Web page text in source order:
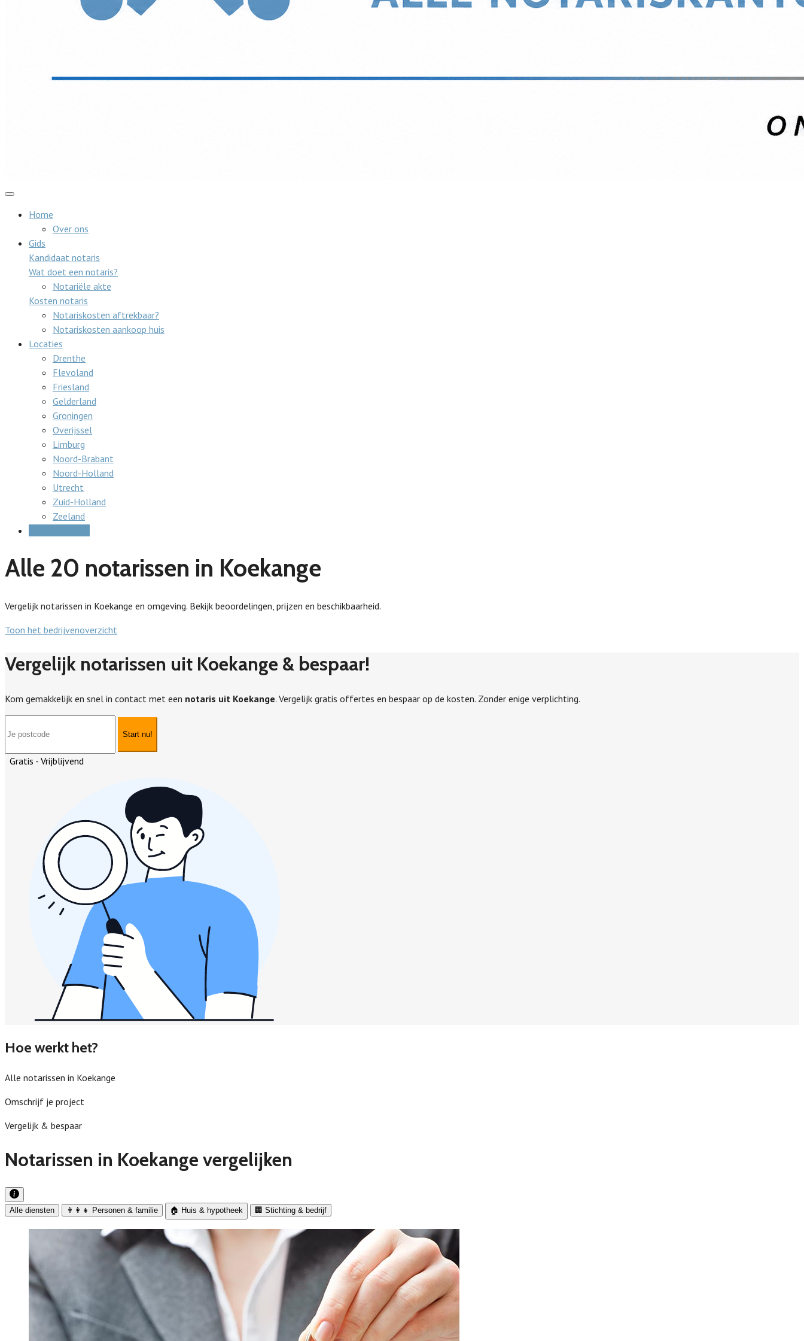
Home
Over ons
Gids
Kandidaat notaris
Wat doet een notaris?
Notariële akte
Kosten notaris
Notariskosten aftrekbaar?
Notariskosten aankoop huis
Locaties
Drenthe
Flevoland
Friesland
Gelderland
Groningen
Overijssel
Limburg
Noord-Brabant
Noord-Holland
Utrecht
Zuid-Holland
Zeeland
Alle 20 notarissen in Koekange
Vergelijk notarissen in Koekange en omgeving. Bekijk beoordelingen, prijzen en beschikbaarheid.
Toon het bedrijvenoverzicht
Vergelijk notarissen uit Koekange & bespaar!
Kom gemakkelijk en snel in contact met een notaris uit Koekange. Vergelijk gratis offertes en bespaar op de kosten. Zonder enige verplichting.
Start nu!
Gratis - Vrijblijvend
Hoe werkt het?
Alle notarissen in Koekange
Omschrijf je project
Vergelijk & bespaar
Notarissen in Koekange vergelijken
Alle diensten 👨‍👩‍👧 Personen & familie 🏠 Huis & hypotheek 🏢 Stichting & bedrijf